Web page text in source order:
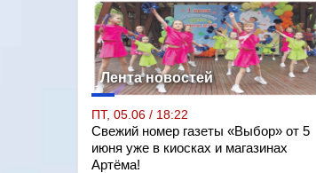
Лента новостей
ПТ, 05.06 / 18:22
Свежий номер газеты «Выбор» от 5
июня уже в киосках и магазинах
Артёма!